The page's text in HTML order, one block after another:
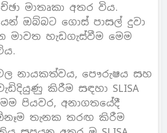
මාතෘකා අතර විය.
ඔබ්බට ගොස් පාසල් දුවා
මාවත හැඩගැස්වීම මෙම
නායකත්වය, පෞරුෂය සහ
කිරීම සඳහා SLISA
පියවර, අනාගතයේදී
තැනක තරඟ කිරීම